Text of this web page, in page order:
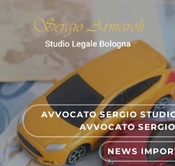
Skip
main
AVVOCATO SERGIO
AVVOCATO
NEWS